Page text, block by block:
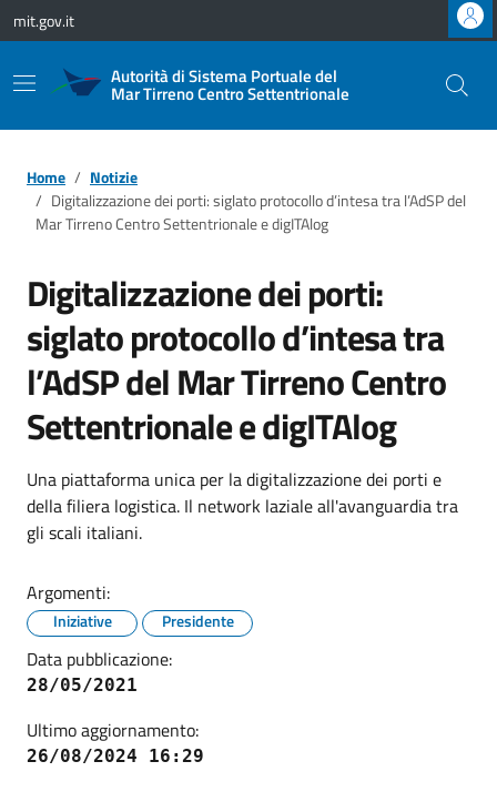
Vai ai contenuti
Vai al footer
mit.gov.it
Autorità di Sistema Portuale del
Mar Tirreno Centro Settentrionale
Home
Notizie
Digitalizzazione dei porti: siglato protocollo d’intesa tra l’AdSP del
Mar Tirreno Centro Settentrionale e digITAlog
Digitalizzazione dei porti:
siglato protocollo d’intesa tra
l’AdSP del Mar Tirreno Centro
Settentrionale e digITAlog
Una piattaforma unica per la digitalizzazione dei porti e
della filiera logistica. Il network laziale all'avanguardia tra
gli scali italiani.
Argomenti:
Iniziative Presidente
Data pubblicazione:
28/05/2021
Ultimo aggiornamento:
26/08/2024 16:29